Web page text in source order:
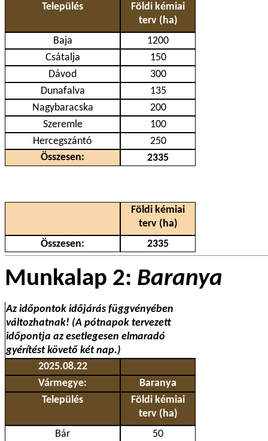
Település
Földi kémiai
terv (ha)
Baja
1200
Csátalja
150
Dávod
300
Dunafalva
135
Nagybaracska
200
Szeremle
100
Hercegszántó
250
Összesen:
2335
Földi kémiai
terv (ha)
Összesen:
2335
Munkalap 2: Baranya
Az időpontok időjárás függvényében
változhatnak! (A pótnapok tervezett
időpontja az esetlegesen elmaradó
gyérítést követő két nap.)
2025.08.22
Vármegye:
Baranya
Település
Földi kémiai
terv (ha)
Bár
50